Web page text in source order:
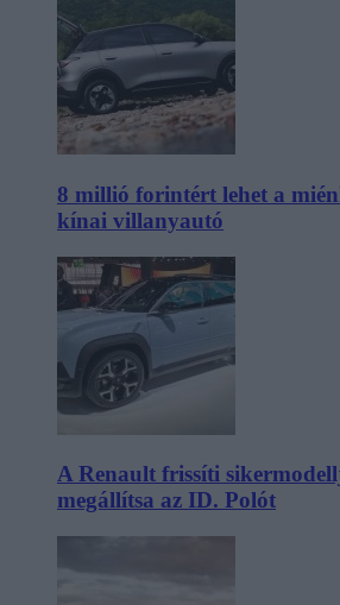
8 millió forintért lehet a
kínai villanyautó
A Renault frissíti
megállítsa az ID. Polót